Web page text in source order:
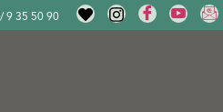
9 35 50 90